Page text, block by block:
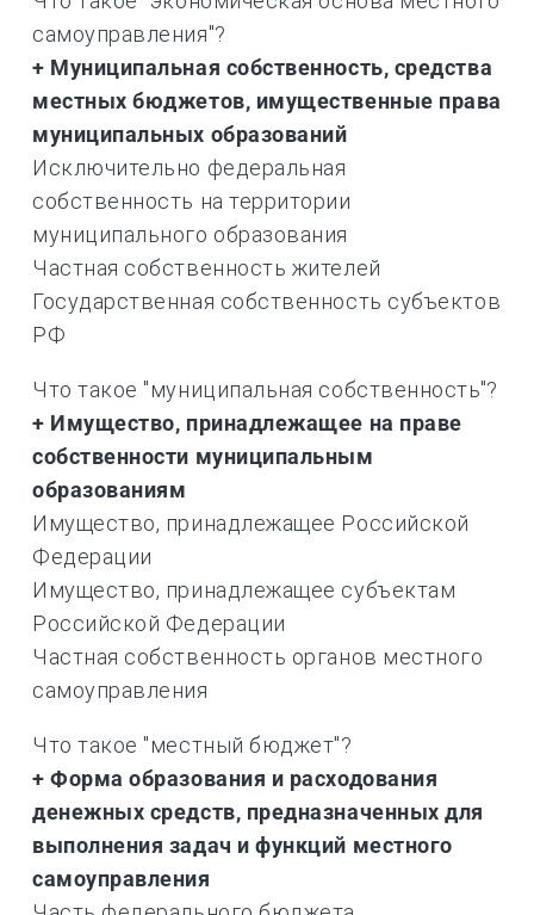
самоуправления"?
+ Муниципальная собственность, средства
местных бюджетов, имущественные права
муниципальных образований
Исключительно федеральная
собственность на территории
муниципального образования
Частная собственность жителей
Государственная собственность субъектов
РФ
Что такое "муниципальная собственность"?
+ Имущество, принадлежащее на праве
собственности муниципальным
образованиям
Имущество, принадлежащее Российской
Федерации
Имущество, принадлежащее субъектам
Российской Федерации
Частная собственность органов местного
самоуправления
Что такое "местный бюджет"?
+ Форма образования и расходования
денежных средств, предназначенных для
выполнения задач и функций местного
самоуправления